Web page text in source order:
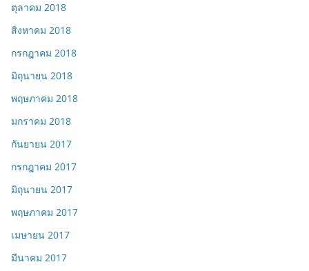
ตุลาคม 2018
สิงหาคม 2018
กรกฎาคม 2018
มิถุนายน 2018
พฤษภาคม 2018
มกราคม 2018
กันยายน 2017
กรกฎาคม 2017
มิถุนายน 2017
พฤษภาคม 2017
เมษายน 2017
มีนาคม 2017